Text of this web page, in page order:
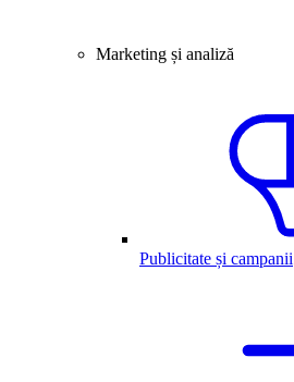
Marketing și analiză
Publicitate și campanii